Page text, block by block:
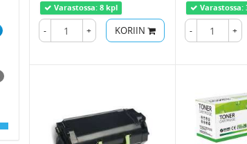
Varastossa: 8 kpl
- + KORIIN
Varastossa:
- +